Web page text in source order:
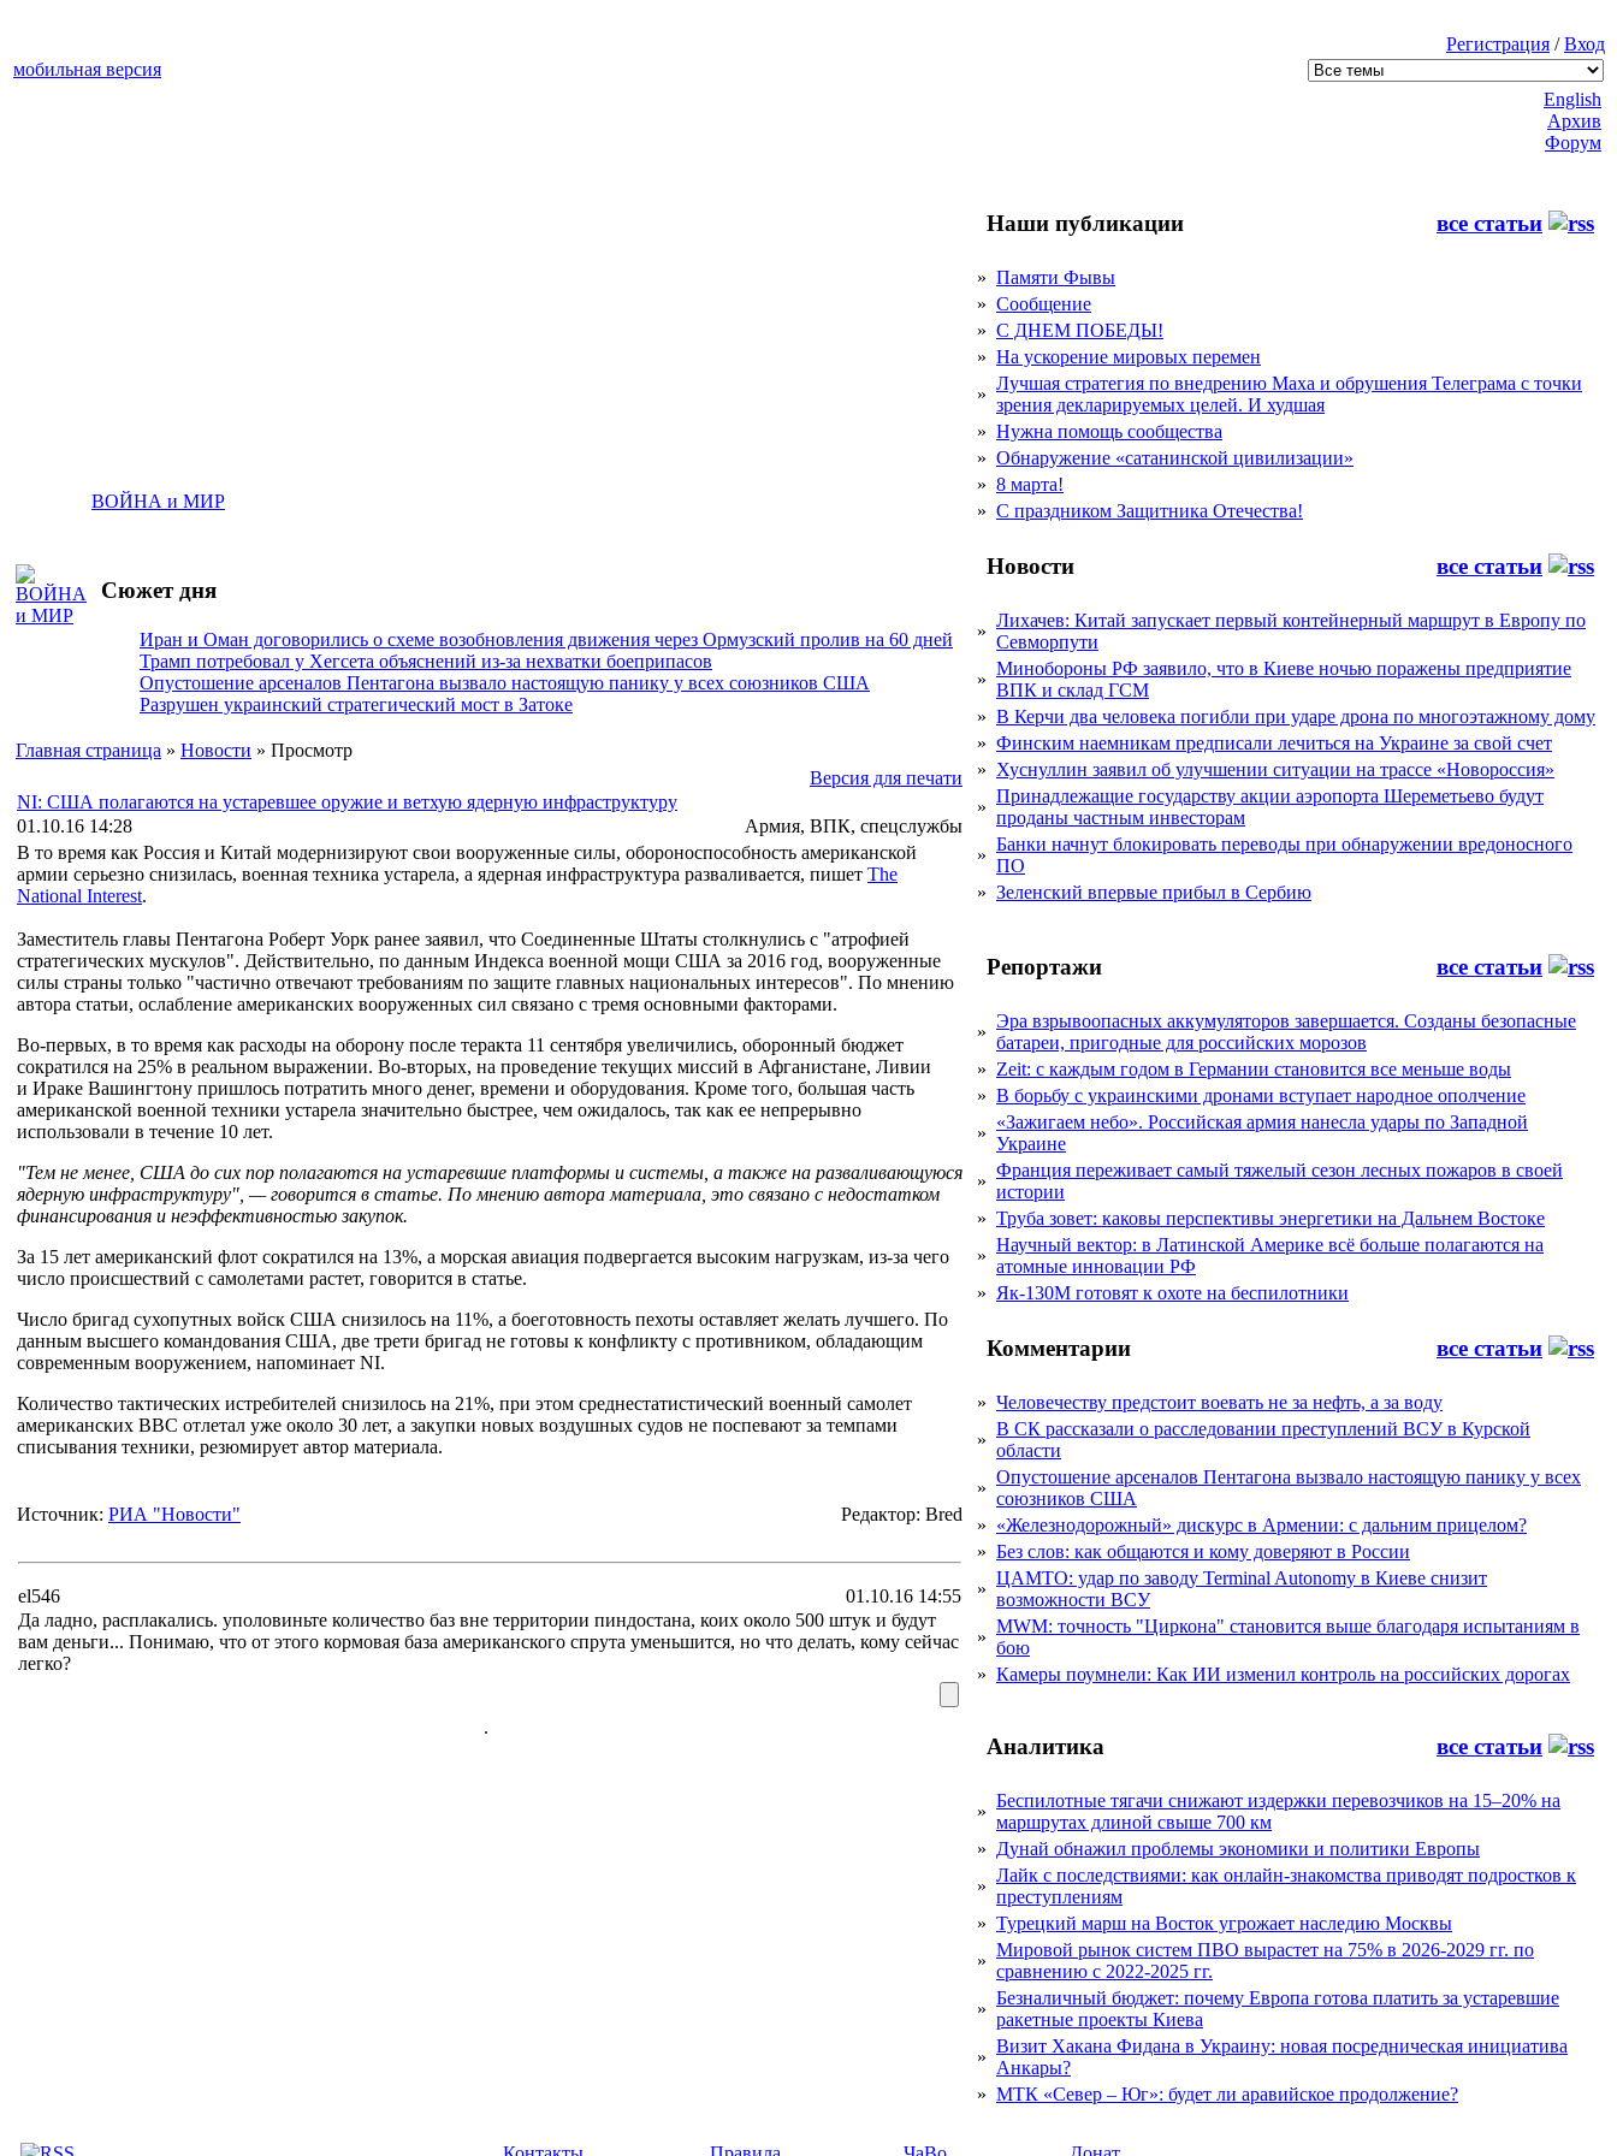
Регистрация /Вход
мобильная версия
ВОЙНА и МИР
Сюжет дня
Иран и Оман договорились о схеме возобновления движения через Ормузский пролив на 60 дней
Трамп потребовал у Хегсета объяснений из-за нехватки боеприпасов
Опустошение арсеналов Пентагона вызвало настоящую панику у всех союзников США
Разрушен украинский стратегический мост в Затоке
Главная страница » Новости » Просмотр
Версия для печати
NI: США полагаются на устаревшее оружие и ветхую ядерную инфраструктуру
01.10.16 14:28
Армия, ВПК, спецслужбы
В то время как Россия и Китай модернизируют свои вооруженные силы, обороноспособность американской
армии серьезно снизилась, военная техника устарела, а ядерная инфраструктура разваливается, пишет The
National Interest.
Заместитель главы Пентагона Роберт Уорк ранее заявил, что Соединенные Штаты столкнулись с "атрофией
стратегических мускулов". Действительно, по данным Индекса военной мощи США за 2016 год, вооруженные
силы страны только "частично отвечают требованиям по защите главных национальных интересов". По мнению
автора статьи, ослабление американских вооруженных сил связано с тремя основными факторами.
Во-первых, в то время как расходы на оборону после теракта 11 сентября увеличились, оборонный бюджет
сократился на 25% в реальном выражении. Во-вторых, на проведение текущих миссий в Афганистане, Ливии
и Ираке Вашингтону пришлось потратить много денег, времени и оборудования. Кроме того, большая часть
американской военной техники устарела значительно быстрее, чем ожидалось, так как ее непрерывно
использовали в течение 10 лет.
"Тем не менее, США до сих пор полагаются на устаревшие платформы и системы, а также на разваливающуюся
ядерную инфраструктуру", — говорится в статье. По мнению автора материала, это связано с недостатком
финансирования и неэффективностью закупок.
За 15 лет американский флот сократился на 13%, а морская авиация подвергается высоким нагрузкам, из-за чего
число происшествий с самолетами растет, говорится в статье.
Число бригад сухопутных войск США снизилось на 11%, а боеготовность пехоты оставляет желать лучшего. По
данным высшего командования США, две трети бригад не готовы к конфликту с противником, обладающим
современным вооружением, напоминает NI.
Количество тактических истребителей снизилось на 21%, при этом среднестатистический военный самолет
американских ВВС отлетал уже около 30 лет, а закупки новых воздушных судов не поспевают за темпами
списывания техники, резюмирует автор материала.
Источник: РИА "Новости" Редактор: Bred
el546
01.10.16 14:55
Да ладно, расплакались. уполовиньте количество баз вне территории пиндостана, коих около 500 штук и будут
вам деньги... Понимаю, что от этого кормовая база американского спрута уменьшится, но что делать, кому сейчас
легко?
.
English
Архив
Форум
Наши публикации все статьи
» Памяти Фывы
» Сообщение
» С ДНЕМ ПОБЕДЫ!
» На ускорение мировых перемен
»
Лучшая стратегия по внедрению Маха и обрушения Телеграма с точки
зрения декларируемых целей. И худшая
» Нужна помощь сообщества
» Обнаружение «сатанинской цивилизации»
» 8 марта!
» С праздником Защитника Отечества!
Новости все статьи
»
Лихачев: Китай запускает первый контейнерный маршрут в Европу по
Севморпути
»
Минобороны РФ заявило, что в Киеве ночью поражены предприятие
ВПК и склад ГСМ
» В Керчи два человека погибли при ударе дрона по многоэтажному дому
» Финским наемникам предписали лечиться на Украине за свой счет
» Хуснуллин заявил об улучшении ситуации на трассе «Новороссия»
»
Принадлежащие государству акции аэропорта Шереметьево будут
проданы частным инвесторам
»
Банки начнут блокировать переводы при обнаружении вредоносного
ПО
» Зеленский впервые прибыл в Сербию
Репортажи все статьи
»
Эра взрывоопасных аккумуляторов завершается. Созданы безопасные
батареи, пригодные для российских морозов
» Zeit: с каждым годом в Германии становится все меньше воды
» В борьбу с украинскими дронами вступает народное ополчение
»
«Зажигаем небо». Российская армия нанесла удары по Западной
Украине
»
Франция переживает самый тяжелый сезон лесных пожаров в своей
истории
» Труба зовет: каковы перспективы энергетики на Дальнем Востоке
»
Научный вектор: в Латинской Америке всё больше полагаются на
атомные инновации РФ
» Як-130М готовят к охоте на беспилотники
Комментарии все статьи
» Человечеству предстоит воевать не за нефть, а за воду
»
В СК рассказали о расследовании преступлений ВСУ в Курской
области
»
Опустошение арсеналов Пентагона вызвало настоящую панику у всех
союзников США
» «Железнодорожный» дискурс в Армении: с дальним прицелом?
» Без слов: как общаются и кому доверяют в России
»
ЦАМТО: удар по заводу Terminal Autonomy в Киеве снизит
возможности ВСУ
»
MWM: точность "Циркона" становится выше благодаря испытаниям в
бою
» Камеры поумнели: Как ИИ изменил контроль на российских дорогах
Аналитика все статьи
»
Беспилотные тягачи снижают издержки перевозчиков на 15–20% на
маршрутах длиной свыше 700 км
» Дунай обнажил проблемы экономики и политики Европы
»
Лайк с последствиями: как онлайн-знакомства приводят подростков к
преступлениям
» Турецкий марш на Восток угрожает наследию Москвы
»
Мировой рынок систем ПВО вырастет на 75% в 2026-2029 гг. по
сравнению с 2022-2025 гг.
»
Безналичный бюджет: почему Европа готова платить за устаревшие
ракетные проекты Киева
»
Визит Хакана Фидана в Украину: новая посредническая инициатива
Анкары?
» МТК «Север – Юг»: будет ли аравийское продолжение?